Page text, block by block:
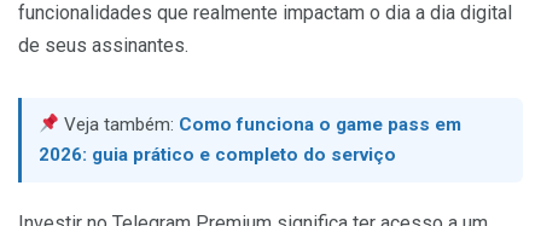
funcionalidades que realmente impactam o dia a dia digital
de seus assinantes.
Veja também: Como funciona o game pass em
2026: guia prático e completo do serviço